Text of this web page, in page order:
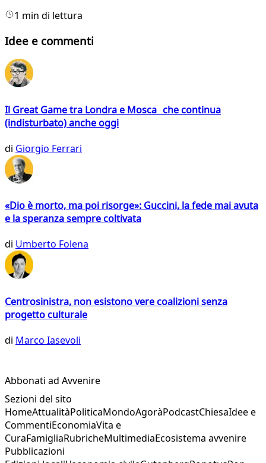
1 min di lettura
Idee e commenti
Il Great Game tra Londra e Mosca che continua
(indisturbato) anche oggi
di Giorgio Ferrari
«Dio è morto, ma poi risorge»: Guccini, la fede mai avuta
e la speranza sempre coltivata
di Umberto Folena
Centrosinistra, non esistono vere coalizioni senza
progetto culturale
di Marco Iasevoli
Abbonati ad Avvenire
Sezioni del sito
HomeAttualitàPoliticaMondoAgoràPodcastChiesaIdee e
CommentiEconomiaVita e
CuraFamigliaRubricheMultimediaEcosistema avvenire
Pubblicazioni